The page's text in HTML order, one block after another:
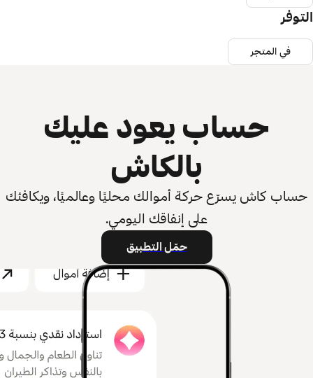
التوفر
في المتجر
حساب يعود عليك
بالكاش
حساب كاش يسرّع حركة أموالك محليًا وعالميًا، ويكافئك
على إنفاقك اليومي.
حمّل التطبيق